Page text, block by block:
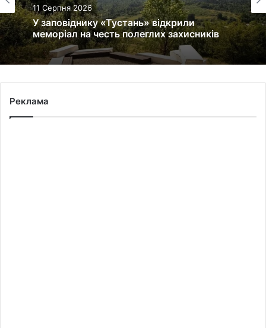
11 Серпня 2026
У заповіднику «Тустань» відкрили
меморіал на честь полеглих захисників
Реклама